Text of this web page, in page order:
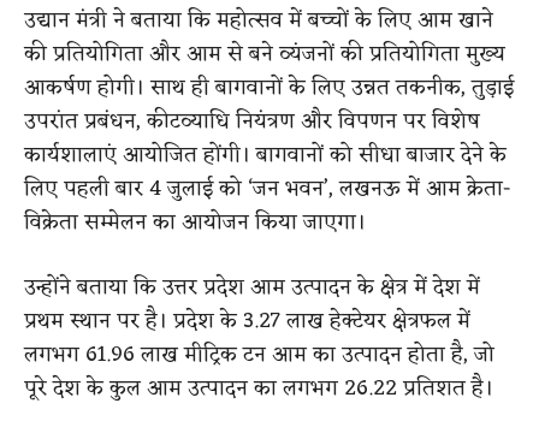
उद्यान मंत्री ने बताया कि महोत्सव में बच्चों के लिए आम खाने
की प्रतियोगिता और आम से बने व्यंजनों की प्रतियोगिता मुख्य
आकर्षण होगी। साथ ही बागवानों के लिए उन्नत तकनीक, तुड़ाई
उपरांत प्रबंधन, कीटव्याधि नियंत्रण और विपणन पर विशेष
कार्यशालाएं आयोजित होंगी। बागवानों को सीधा बाजार देने के
लिए पहली बार 4 जुलाई को ‘जन भवन’, लखनऊ में आम क्रेता-
विक्रेता सम्मेलन का आयोजन किया जाएगा।
उन्होंने बताया कि उत्तर प्रदेश आम उत्पादन के क्षेत्र में देश में
प्रथम स्थान पर है। प्रदेश के 3.27 लाख हेक्टेयर क्षेत्रफल में
लगभग 61.96 लाख मीट्रिक टन आम का उत्पादन होता है, जो
पूरे देश के कुल आम उत्पादन का लगभग 26.22 प्रतिशत है।